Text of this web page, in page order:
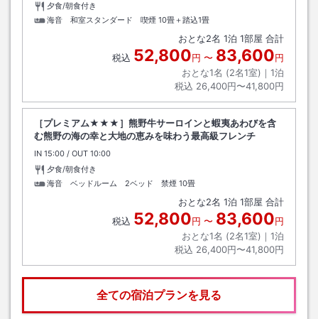
夕食/朝食付き
海音 和室スタンダード 喫煙 10畳＋踏込1畳
おとな2名 1泊 1部屋 合計
税込 52,800円 〜 83,600円
おとな1名 (2名1室)｜ 1泊
税込 26,400円〜41,800円
［プレミアム★★★］熊野牛サーロインと蝦夷あわびを含
む熊野の海の幸と大地の恵みを味わう最高級フレンチ
IN チェックイン
15:00 / OUT チェックアウト
10:00
夕食/朝食付き
海音 ベッドルーム 2ベッド 禁煙 10畳
おとな2名 1泊 1部屋 合計
税込 52,800円 〜 83,600円
おとな1名 (2名1室)｜ 1泊
税込 26,400円〜41,800円
全ての宿泊プランを見る